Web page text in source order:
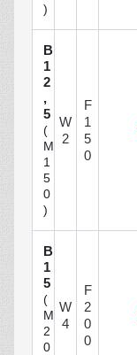
)
В
1
2
,
5
(
М
1
5
0
)
W
2
F
1
5
0
В
1
5
(
М
2
0
W
4
F
2
0
0